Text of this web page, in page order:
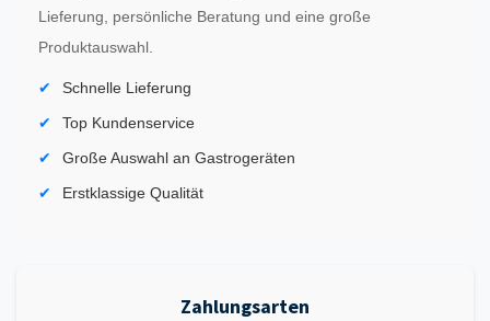
Lieferung, persönliche Beratung und eine große
Produktauswahl.
Schnelle Lieferung
Top Kundenservice
Große Auswahl an Gastrogeräten
Erstklassige Qualität
Zahlungsarten